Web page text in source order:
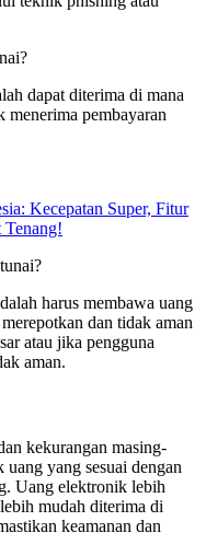
dapat diterima di mana
menerima pembayaran
Kecepatan Super, Fitur
harus membawa uang
dan tidak aman
atau jika pengguna
aman.
kekurangan masing-
yang sesuai dengan
Uang elektronik lebih
mudah diterima di
keamanan dan